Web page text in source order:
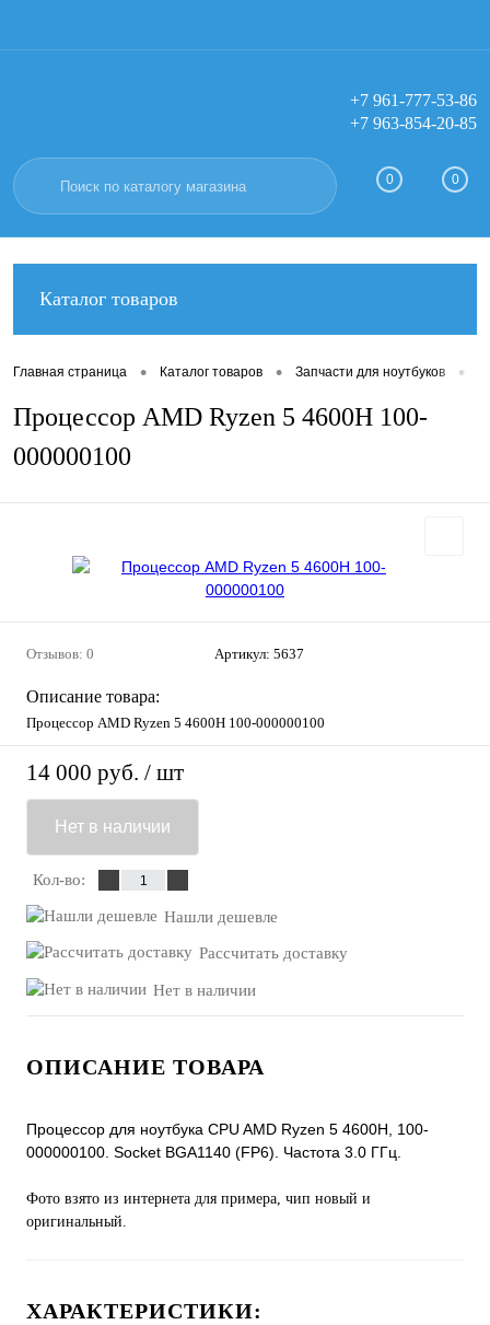
Вход Регистрация
+7 961-777-53-86
+7 963-854-20-85
0 0
Каталог товаров
Главная страница • Каталог товаров • Запчасти для ноутбуков •
Процессор AMD Ryzen 5 4600H 100-
000000100
Отзывов: 0 Артикул: 5637
Описание товара:
Процессор AMD Ryzen 5 4600H 100-000000100
14 000 руб. / шт
Нет в наличии
Кол-во:
Нашли дешевле
Рассчитать доставку
Нет в наличии
ОПИСАНИЕ ТОВАРА
Процессор для ноутбука CPU AMD Ryzen 5 4600H, 100-
000000100. Socket BGA1140 (FP6). Частота 3.0 ГГц.
Фото взято из интернета для примера, чип новый и
оригинальный.
ХАРАКТЕРИСТИКИ: